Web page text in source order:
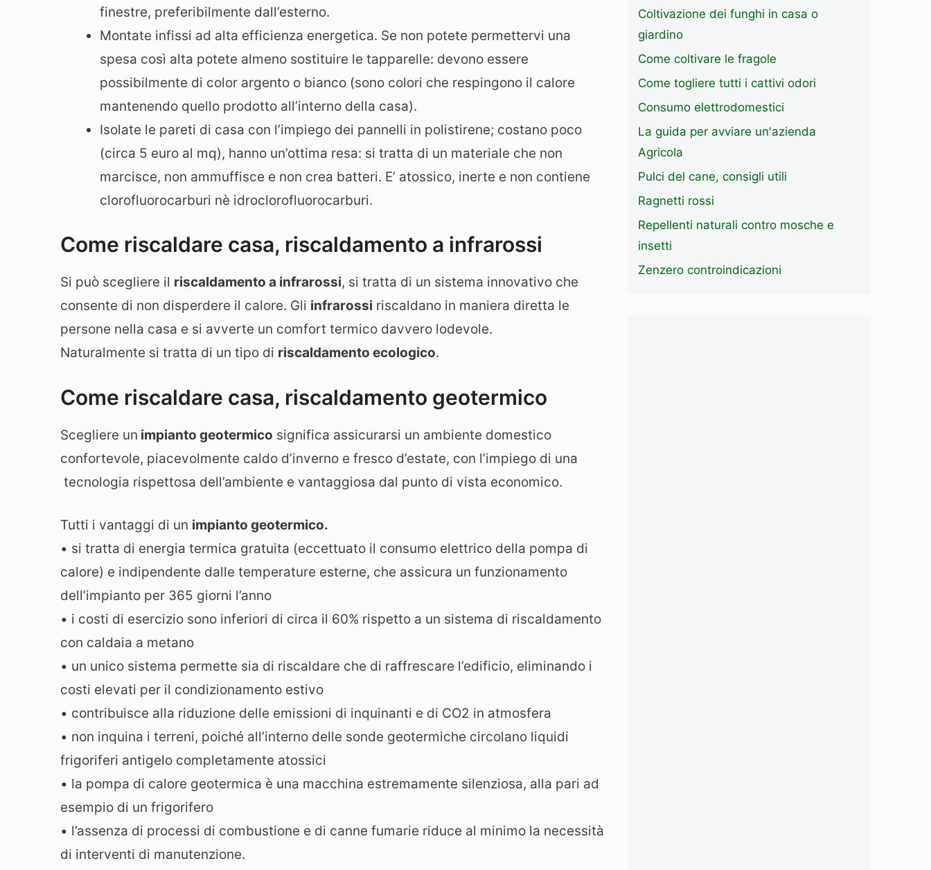
finestre, preferibilmente dall’esterno.
Montate infissi ad alta efficienza energetica. Se non potete permettervi una
spesa così alta potete almeno sostituire le tapparelle: devono essere
possibilmente di color argento o bianco (sono colori che respingono il calore
mantenendo quello prodotto all’interno della casa).
Isolate le pareti di casa con l’impiego dei pannelli in polistirene; costano poco
(circa 5 euro al mq), hanno un’ottima resa: si tratta di un materiale che non
marcisce, non ammuffisce e non crea batteri. E’ atossico, inerte e non contiene
clorofluorocarburi nè idroclorofluorocarburi.
Come riscaldare casa, riscaldamento a infrarossi
Si può scegliere il riscaldamento a infrarossi, si tratta di un sistema innovativo che
consente di non disperdere il calore. Gli infrarossi riscaldano in maniera diretta le
persone nella casa e si avverte un comfort termico davvero lodevole.
Naturalmente si tratta di un tipo di riscaldamento ecologico.
Come riscaldare casa, riscaldamento geotermico
Scegliere un impianto geotermico significa assicurarsi un ambiente domestico
confortevole, piacevolmente caldo d’inverno e fresco d’estate, con l’impiego di una
tecnologia rispettosa dell’ambiente e vantaggiosa dal punto di vista economico.
Tutti i vantaggi di un impianto geotermico.
• si tratta di energia termica gratuita (eccettuato il consumo elettrico della pompa di
calore) e indipendente dalle temperature esterne, che assicura un funzionamento
dell’impianto per 365 giorni l’anno
• i costi di esercizio sono inferiori di circa il 60% rispetto a un sistema di riscaldamento
con caldaia a metano
• un unico sistema permette sia di riscaldare che di raffrescare l’edificio, eliminando i
costi elevati per il condizionamento estivo
• contribuisce alla riduzione delle emissioni di inquinanti e di CO2 in atmosfera
• non inquina i terreni, poiché all’interno delle sonde geotermiche circolano liquidi
frigoriferi antigelo completamente atossici
• la pompa di calore geotermica è una macchina estremamente silenziosa, alla pari ad
esempio di un frigorifero
• l’assenza di processi di combustione e di canne fumarie riduce al minimo la necessità
di interventi di manutenzione.
Coltivazione dei funghi in casa o
giardino
Come coltivare le fragole
Come togliere tutti i cattivi odori
Consumo elettrodomestici
La guida per avviare un'azienda
Agricola
Pulci del cane, consigli utili
Ragnetti rossi
Repellenti naturali contro mosche e
insetti
Zenzero controindicazioni